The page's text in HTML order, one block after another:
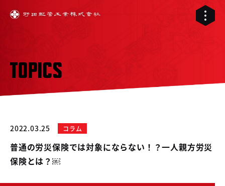
TOPICS
2022.03.25 コラム
普通の労災保険では対象にならない！？一人親方労災
保険とは？￼